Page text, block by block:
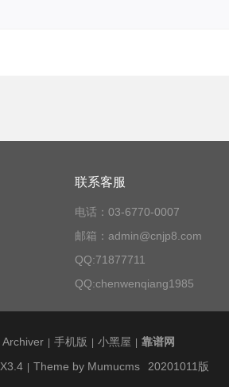
联系客服
电话：03-6770-0007
邮箱：admin@cnjp8.com
QQ:71877711
QQ:chenwenqiang1985
Archiver 手机版 小黑屋
靠谱网
X3.4 Theme by Mumucms 20201011版